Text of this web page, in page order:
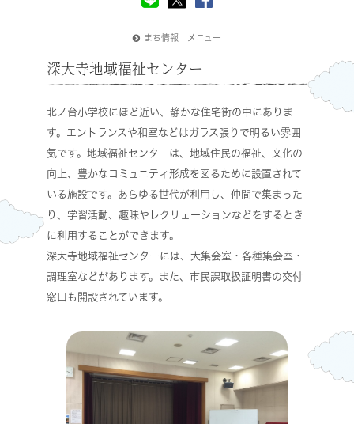
まち情報 メニュー
深大寺地域福祉センター
北ノ台小学校にほど近い、静かな住宅街の中にありま
す。エントランスや和室などはガラス張りで明るい雰囲
気です。地域福祉センターは、地域住民の福祉、文化の
向上、豊かなコミュニティ形成を図るために設置されて
いる施設です。あらゆる世代が利用し、仲間で集まった
り、学習活動、趣味やレクリェーションなどをするとき
に利用することができます。
深大寺地域福祉センターには、大集会室・各種集会室・
調理室などがあります。また、市民課取扱証明書の交付
窓口も開設されています。